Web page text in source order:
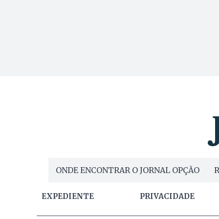
ONDE ENCONTRAR O JORNAL OPÇÃO
EXPEDIENTE PRIVACIDADE